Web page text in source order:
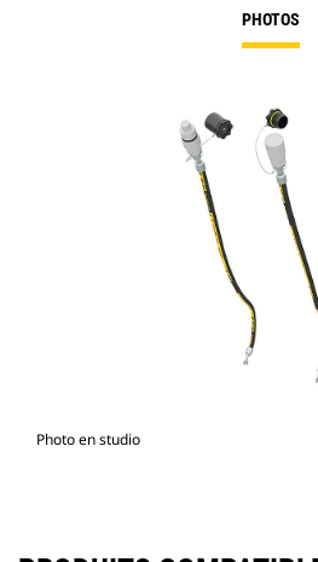
PHOTOS
Photo en studio